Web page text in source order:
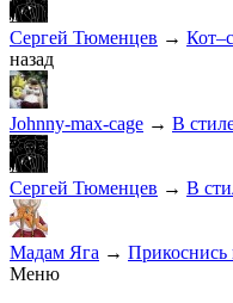
Сергей Тюменцев →
назад
Johnny-max-cage → В
Сергей Тюменцев → В
Мадам Яга →
Меню